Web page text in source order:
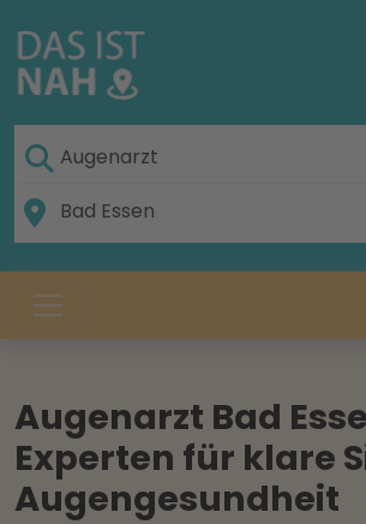
Augenarzt Bad
Experten für klare
Augengesundheit